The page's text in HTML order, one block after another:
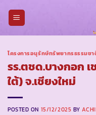
โครงการอนุรักษ์ทรัพยากรธรรมชา
รร.ตชด.บางกอก
ใต้) จ.เชียงใหม่
POSTED ON 15/12/2025 BY